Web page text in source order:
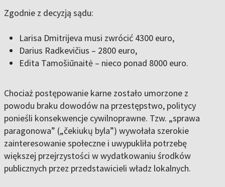
Zgodnie z decyzją sądu:
Larisa Dmitrijeva musi zwrócić 4300 euro,
Darius Radkevičius – 2800 euro,
Edita Tamošiūnaitė – nieco ponad 8000 euro.
Chociaż postępowanie karne zostało umorzone z
powodu braku dowodów na przestępstwo, politycy
ponieśli konsekwencje cywilnoprawne. Tzw. „sprawa
paragonowa” („čekiukų byla”) wywołała szerokie
zainteresowanie społeczne i uwypukliła potrzebę
większej przejrzystości w wydatkowaniu środków
publicznych przez przedstawicieli władz lokalnych.